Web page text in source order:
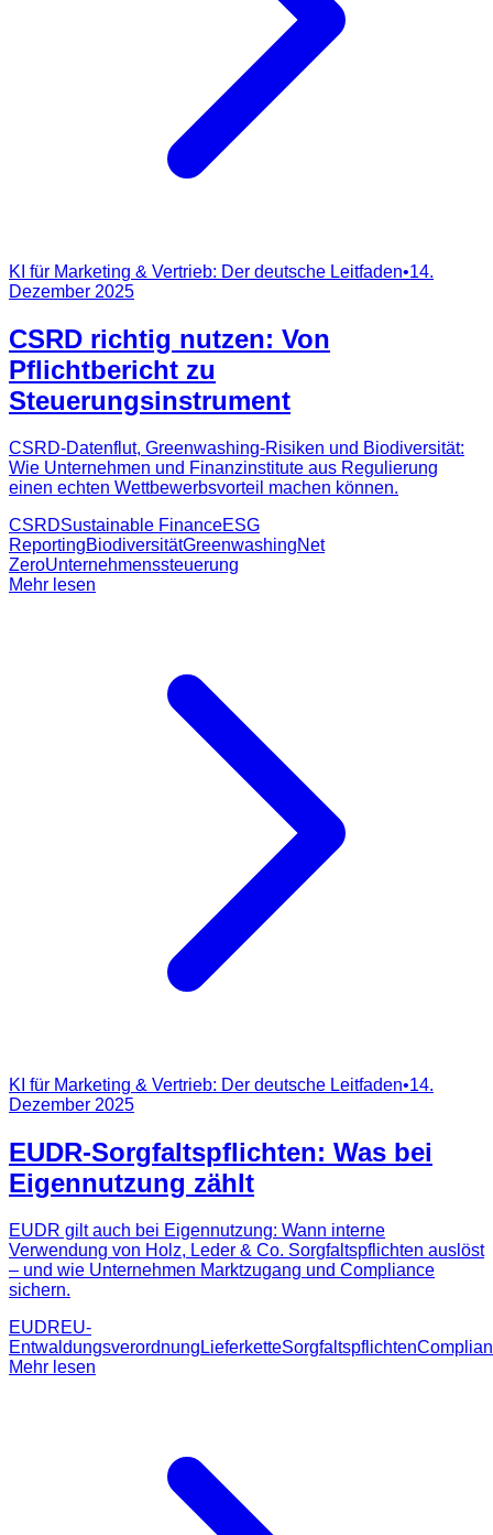
KI für Marketing & Vertrieb: Der deutsche Leitfaden•14.
Dezember 2025
CSRD richtig nutzen: Von
Pflichtbericht zu
Steuerungsinstrument
CSRD-Datenflut, Greenwashing-Risiken und Biodiversität:
Wie Unternehmen und Finanzinstitute aus Regulierung
einen echten Wettbewerbsvorteil machen können.
CSRDSustainable FinanceESG
ReportingBiodiversitätGreenwashingNet
ZeroUnternehmenssteuerung
Mehr lesen
KI für Marketing & Vertrieb: Der deutsche Leitfaden•14.
Dezember 2025
EUDR-Sorgfaltspflichten: Was bei
Eigennutzung zählt
EUDR gilt auch bei Eigennutzung: Wann interne
Verwendung von Holz, Leder & Co. Sorgfaltspflichten auslöst
– und wie Unternehmen Marktzugang und Compliance
sichern.
EUDREU-
Entwaldungsverordnung LieferketteSorgfaltspflichten
Mehr lesen